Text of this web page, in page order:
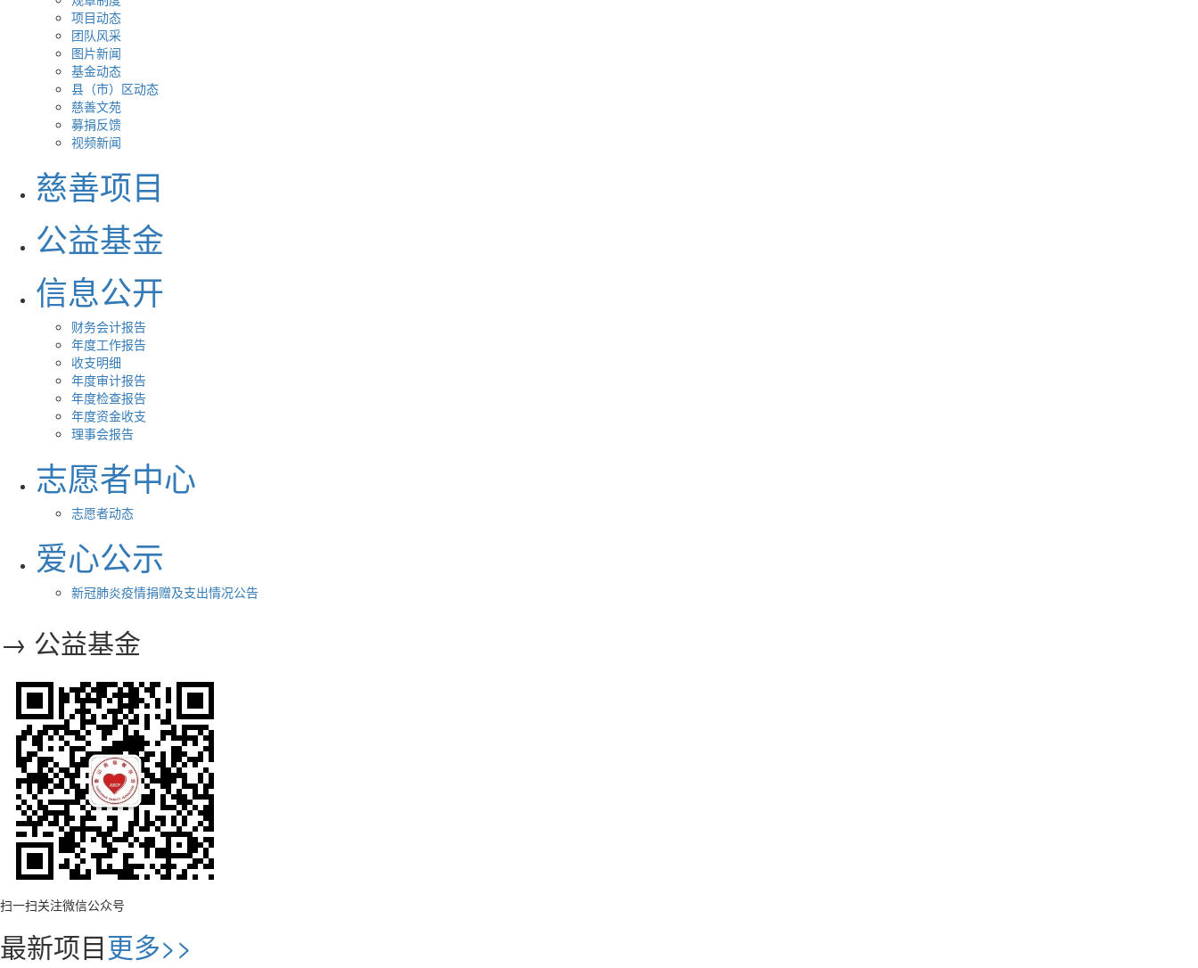
项目动态
团队风采
图片新闻
基金动态
县（市）区动态
慈善文苑
募捐反馈
视频新闻
慈善项目
公益基金
信息公开
财务会计报告
年度工作报告
收支明细
年度审计报告
年度检查报告
年度资金收支
理事会报告
志愿者中心
志愿者动态
爱心公示
新冠肺炎疫情捐赠及支出情况公告
→ 公益基金
扫一扫关注微信公众号
最新项目更多>>